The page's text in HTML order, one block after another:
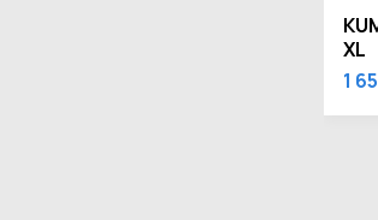
XL
1